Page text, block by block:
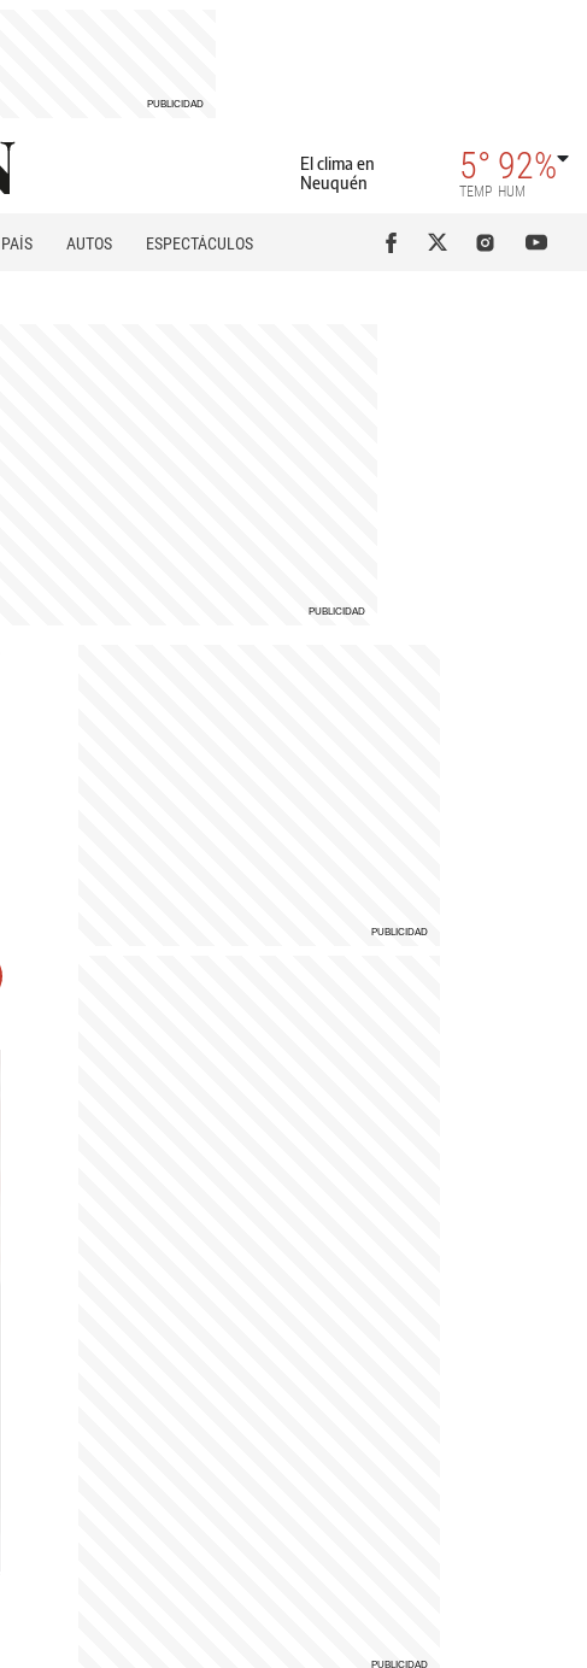
El clima en
Neuquén
5°
TEMP
92%
HUM
PAÍS AUTOS
ESPECTÁCULOS